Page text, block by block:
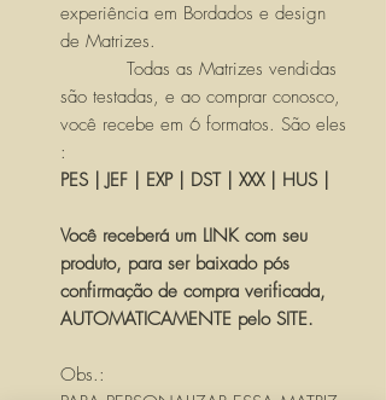
experiência em Bordados e design
de Matrizes.
Todas as Matrizes vendidas
são testadas, e ao comprar conosco,
você recebe em 6 formatos. São eles
:
PES | JEF | EXP | DST | XXX | HUS |
Você receberá um LINK com seu
produto, para ser baixado pós
confirmação de compra verificada,
AUTOMATICAMENTE pelo SITE.
Obs.: